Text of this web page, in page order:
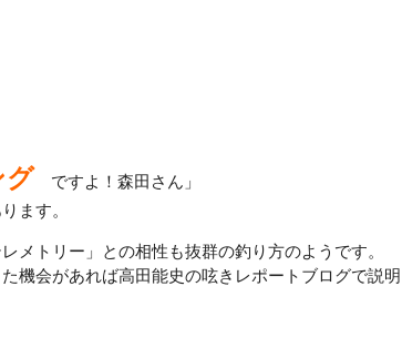
グ ですよ！森田さん」
ます。
メトリー」との相性も抜群の釣り方のようです。
機会があれば高田能史の呟きレポートブログで説明